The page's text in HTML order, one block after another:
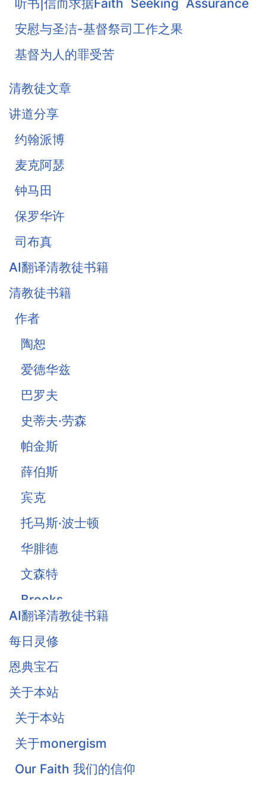
听书|信而求据Faith Seeking Assurance
安慰与圣洁-基督祭司工作之果
基督为人的罪受苦
基督徒的珍宝-知足
《柔和谦卑》合集
战胜罪恶的惧怕
清教徒文章
讲道分享
约翰派博
麦克阿瑟
钟马田
保罗华许
司布真
AI翻译清教徒书籍
清教徒书籍
作者
陶恕
爱德华兹
巴罗夫
史蒂夫·劳森
帕金斯
薛伯斯
宾克
托马斯·波士顿
华腓德
文森特
Brooks
Owen
Traill
Thomas Waston
Goodwin
Flavel
Colquhoun
戴恩·奥特伦
AI翻译清教徒书籍
每日灵修
恩典宝石
关于本站
关于本站
关于monergism
Our Faith 我们的信仰